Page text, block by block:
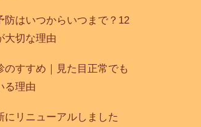
防はいつからいつまで？12
大切な理由
のすすめ｜見た目正常でも
る理由
にリニューアルしました